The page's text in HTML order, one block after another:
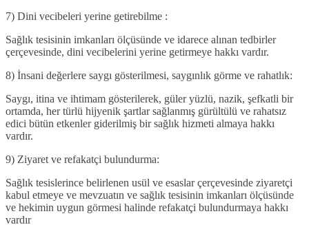
7) Dini vecibeleri yerine getirebilme :
Sağlık tesisinin imkanları ölçüsünde ve idarece alınan tedbirler
çerçevesinde, dini vecibelerini yerine getirmeye hakkı vardır.
8) İnsani değerlere saygı gösterilmesi, saygınlık görme ve rahatlık:
Saygı, itina ve ihtimam gösterilerek, güler yüzlü, nazik, şefkatli bir
ortamda, her türlü hijyenik şartlar sağlanmış gürültülü ve rahatsız
edici bütün etkenler giderilmiş bir sağlık hizmeti almaya hakkı
vardır.
9) Ziyaret ve refakatçi bulundurma:
Sağlık tesislerince belirlenen usül ve esaslar çerçevesinde ziyaretçi
kabul etmeye ve mevzuatın ve sağlık tesisinin imkanları ölçüsünde
ve hekimin uygun görmesi halinde refakatçi bulundurmaya hakkı
vardır